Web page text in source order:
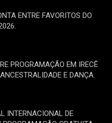
ENTRE FAVORITOS DO
PROGRAMAÇÃO EM IRECÊ
E DANÇA.
INTERNACIONAL DE